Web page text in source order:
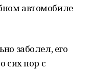
автомобиле
заболел, его
сих пор с